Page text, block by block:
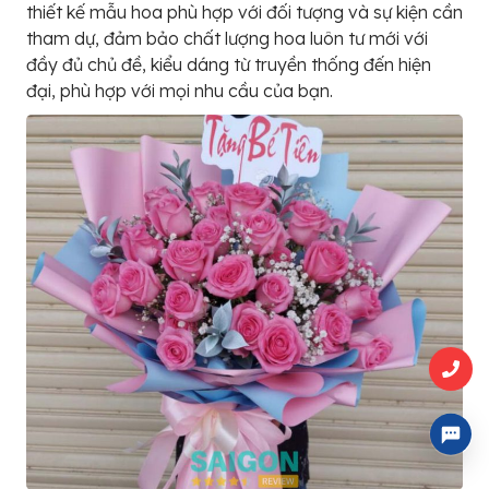
thiết kế mẫu hoa phù hợp với đối tượng và sự kiện cần
tham dự, đảm bảo chất lượng hoa luôn tư mới với
đầy đủ chủ đề, kiểu dáng từ truyền thống đến hiện
đại, phù hợp với mọi nhu cầu của bạn.